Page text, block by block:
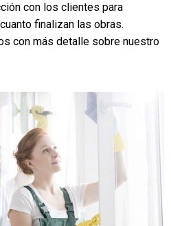
con los clientes para
finalizan las obras.
con más detalle sobre nuestro